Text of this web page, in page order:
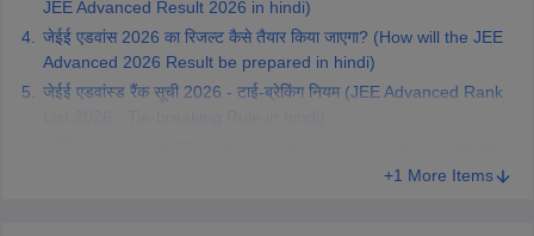
JEE Advanced Result 2026 in hindi)
जेईई एडवांस 2026 का रिजल्ट कैसे तैयार किया जाएगा? (How will the JEE
Advanced 2026 Result be prepared in hindi)
जेईई एडवांस्ड रैंक सूची 2026 - टाई-ब्रेकिंग नियम (JEE Advanced Rank
+1 More Items